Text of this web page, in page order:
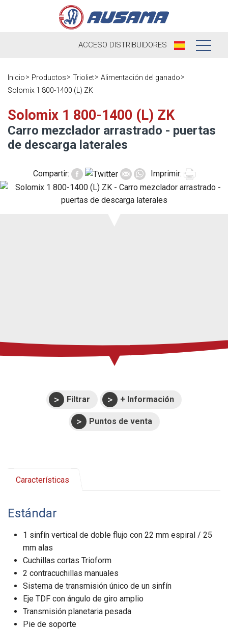
ACCESO DISTRIBUIDORES
Nosotros
Historia
Ausama hoy
trabajamos
Encuesta de
Distribuidores
Registra tu
máquina
Actualidad
Inicio Productos Trioliet
Alimentación del ganado
Solomix 1 800-1400 (L) ZK
Solomix 1 800-1400 (L) ZK
Carro mezclador arrastrado - puertas
de descarga laterales
Compartir: Imprimir:
Filtrar + Información
Puntos de venta
Características
Estándar
1 sinfín vertical de doble flujo con 22 mm espiral / 25
mm alas
Cuchillas cortas Trioform
2 contracuchillas manuales
Sistema de transmisión único de un sinfín
Eje TDF con ángulo de giro amplio
Transmisión planetaria pesada
Pie de soporte